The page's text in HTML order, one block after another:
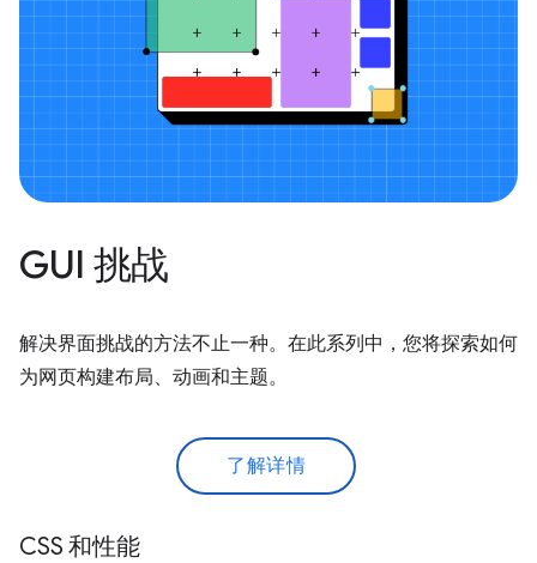
GUI 挑战
解决界面挑战的方法不止一种。在此系列中，您将探索如何
为网页构建布局、动画和主题。
了解详情
CSS 和性能